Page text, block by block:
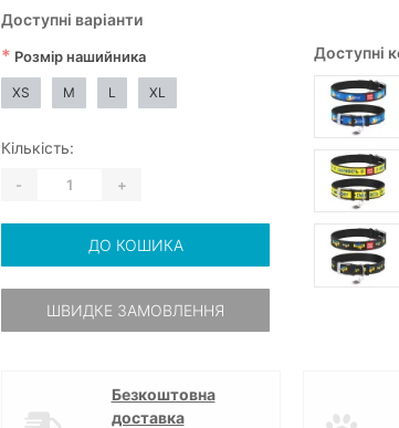
Доступні
Доступні варіанти
* Розмір нашийника
XS M L XL
Кількість:
- +
ДО КОШИКА
ШВИДКЕ ЗАМОВЛЕННЯ
Безкоштовна
доставка